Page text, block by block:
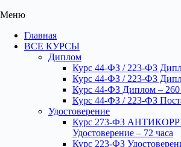
Меню
Главная
ВСЕ КУРСЫ
Диплом
Курс 44-ФЗ / 223-ФЗ
Курс 44-ФЗ / 223-ФЗ
Курс 44-ФЗ Диплом – 260
Курс 44-ФЗ / 223-ФЗ
Удостоверение
Курс 273-ФЗ
Удостоверение – 72 часа
Курс 223-ФЗ